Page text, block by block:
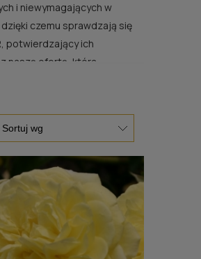
i niewymagających w
czemu sprawdzają się
potwierdzający ich
naszą ofertą, która